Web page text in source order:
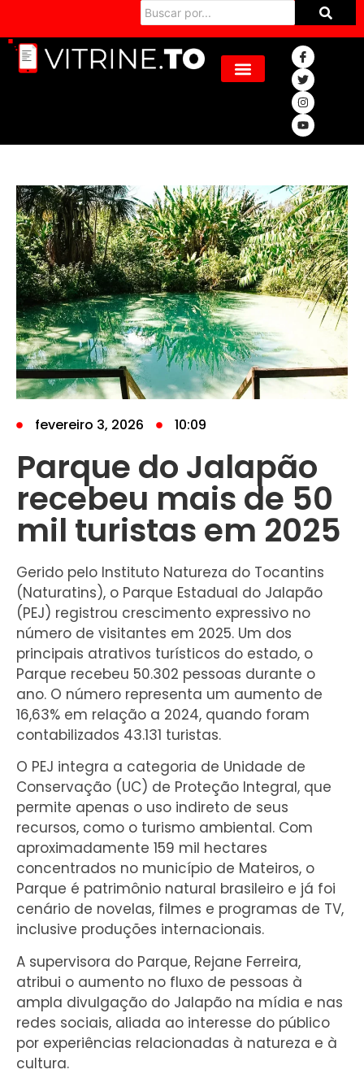
fevereiro 3, 2026 10:09
Parque do Jalapão
recebeu mais de 50
mil turistas em 2025
Gerido pelo Instituto Natureza do Tocantins
(Naturatins), o Parque Estadual do Jalapão
(PEJ) registrou crescimento expressivo no
número de visitantes em 2025. Um dos
principais atrativos turísticos do estado, o
Parque recebeu 50.302 pessoas durante o
ano. O número representa um aumento de
16,63% em relação a 2024, quando foram
contabilizados 43.131 turistas.
O PEJ integra a categoria de Unidade de
Conservação (UC) de Proteção Integral, que
permite apenas o uso indireto de seus
recursos, como o turismo ambiental. Com
aproximadamente 159 mil hectares
concentrados no município de Mateiros, o
Parque é patrimônio natural brasileiro e já foi
cenário de novelas, filmes e programas de TV,
inclusive produções internacionais.
A supervisora do Parque, Rejane Ferreira,
atribui o aumento no fluxo de pessoas à
ampla divulgação do Jalapão na mídia e nas
redes sociais, aliada ao interesse do público
por experiências relacionadas à natureza e à
cultura.